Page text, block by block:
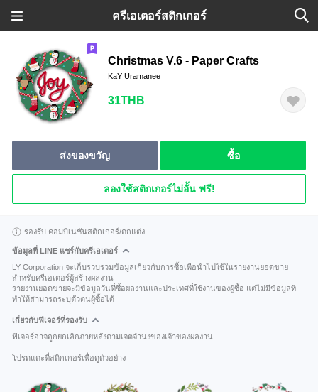
ครีเอเตอร์สติกเกอร์
Christmas V.6 - Paper Crafts
KaY Uramanee
31THB
ส่งของขวัญ ซื้อ
ลองใช้สติกเกอร์ไม่อั้น ฟรี!
รองรับ คอมบิเนชันสติกเกอร์/ตกแต่ง
ข้อมูลที่ LINE แชร์กับครีเอเตอร์
LY Corporation จะเก็บรวบรวมข้อมูลเกี่ยวกับการซื้อเพื่อนำไปใช้ในรายงานยอดขาย
สำหรับครีเอเตอร์ผู้สร้างผลงาน
รายงานยอดขายจะมีข้อมูลวันที่ซื้อผลงานและประเทศที่ใช้งานของผู้ซื้อ แต่ไม่มีข้อมูลที่
ทำให้สามารถระบุตัวตนผู้ซื้อได้
เกี่ยวกับฟีเจอร์ที่รองรับ
ฟีเจอร์อาจถูกยกเลิกภายหลังตามเจตจำนงของเจ้าของผลงาน
โปรดแตะที่สติกเกอร์เพื่อดูตัวอย่าง